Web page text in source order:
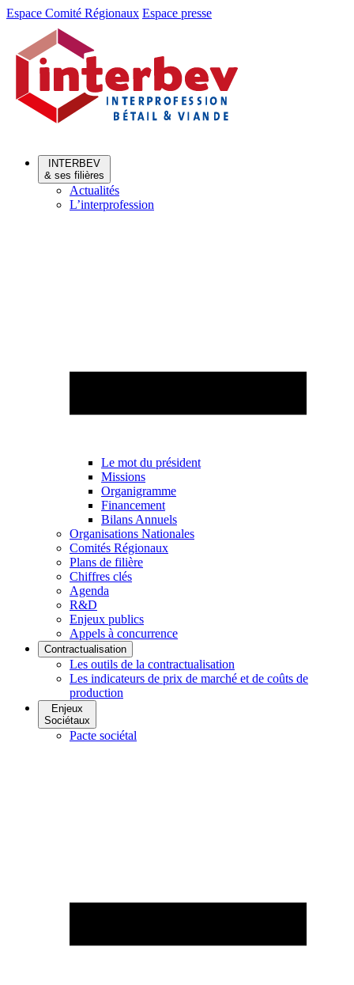
Aller
Aller
contenu
Espace Comité Régionaux Espace presse
INTERBEV
& ses filières
Actualités
L’interprofession
Le mot du président
Missions
Organigramme
Financement
Bilans Annuels
Organisations Nationales
Comités Régionaux
Plans de filière
Chiffres clés
Agenda
R&D
Enjeux publics
Appels à concurrence
Contractualisation
Les outils de la contractualisation
Les indicateurs de prix de marché et de coûts de
production
Enjeux
Sociétaux
Pacte sociétal